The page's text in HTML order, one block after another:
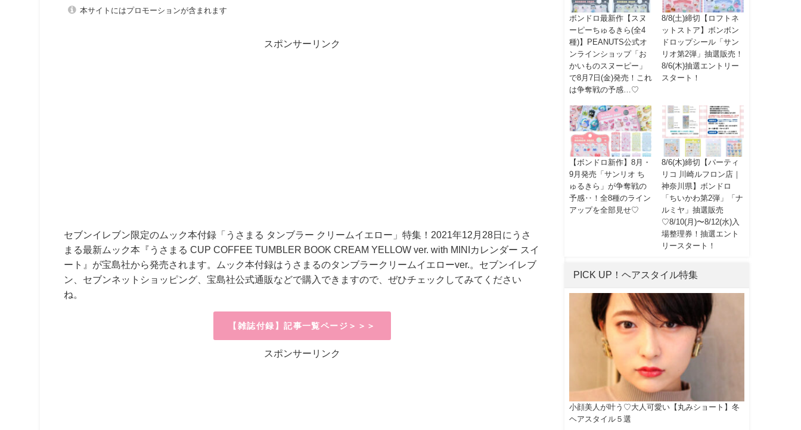
本サイトにはプロモーションが含まれます
スポンサーリンク
セブンイレブン限定のムック本付録「うさまる タンブラー クリームイエロー」特集！ 2021年12 月 28日にうさ
まる最新ムック本『うさまる CUP COFFEE TUMBLER BOOK CREAM YELLOW ver. with MINI カレンダー スイ
ート』が宝島社から発売されます。ムック本付録はうさまるのタンブラークリームイエローver.。セブンイレブ
ン、セブンネットショッピング、宝島社公式通販などで購入できますので、ぜひチェックしてみてください
ね。
【雑誌付録】記事一覧ページ＞＞＞
スポンサーリンク
ボンドロ最新作【スヌ
ーピーちゅるきら(全4
種)】PEANUTS公式オ
ンラインショップ「お
かいものスヌーピー」
で8月7日(金)発売！これ
は争奪戦の予感…♡
8/8(土)締切【ロフトネ
ットストア】ボンボン
ドロップシール「サン
リオ第2弾」抽選販売！
8/6(木)抽選エントリー
スタート！
【ボンドロ新作】8月・
9月発売「サンリオ ち
ゅるきら」が争奪戦の
予感‥！全8種のライン
アップを全部見せ♡
8/6(木)締切【パーティ
リコ 川崎ルフロン店｜
神奈川県】ボンドロ
「ちいかわ第2弾」「ナ
ルミヤ」抽選販売
♡8/10(月)〜8/12(水)入
場整理券！抽選エント
リースタート！
PICK UP！ヘアスタイル特集
小顔美人が叶う♡大人可愛い【丸みショート】冬
ヘアスタイル５選